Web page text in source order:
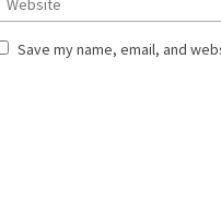
Save my name, email, and